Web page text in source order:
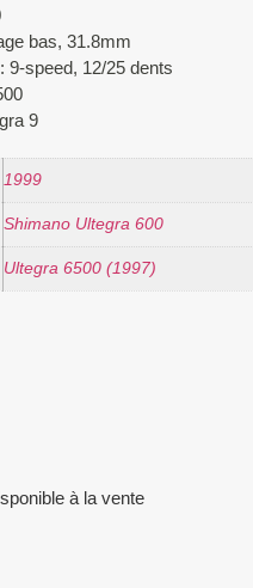
bas, 31.8mm
9-speed, 12/25 dents
9
1999
Shimano Ultegra 600
Ultegra 6500 (1997)
à la vente